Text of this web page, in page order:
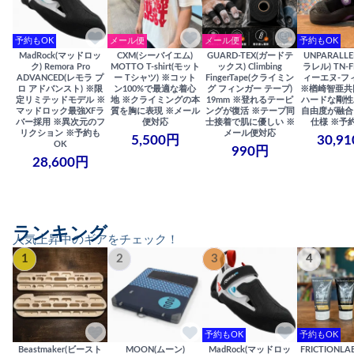
予約もOK
MadRock(マッドロッ
ク) Remora Pro
ADVANCED(レモラ プ
ロ アドバンスト) ※限
定リミテッドモデル ※
マッドロック最強XFラ
バー採用 ※異次元のフ
リクション ※予約も
OK
28,600円
メール便
CXM(シーバイエム)
MOTTO T-shirt(モット
ー Tシャツ) ※コット
ン100%で最適な着心
地 ※クライミングの本
質を胸に表現 ※メール
便対応
5,500円
メール便
GUARD-TEX(ガードテ
ックス) Climbing
FingerTape(クライミン
グ フィンガー テープ)
19mm ※登れるテーピ
ングが復活 ※テープ同
士接着で肌に優しい ※
メール便対応
990円
予約もOK
ラレル) TN-
ィーエヌ-フ
※楢崎智亜
ハードな剛
自由度が融
仕様 ※予
人気上昇中のギアをチェック！
ランキング
1
Beastmaker(ビースト
2
MOON(ムーン)
3
予約もOK
MadRock(マッドロッ
4
予約もOK